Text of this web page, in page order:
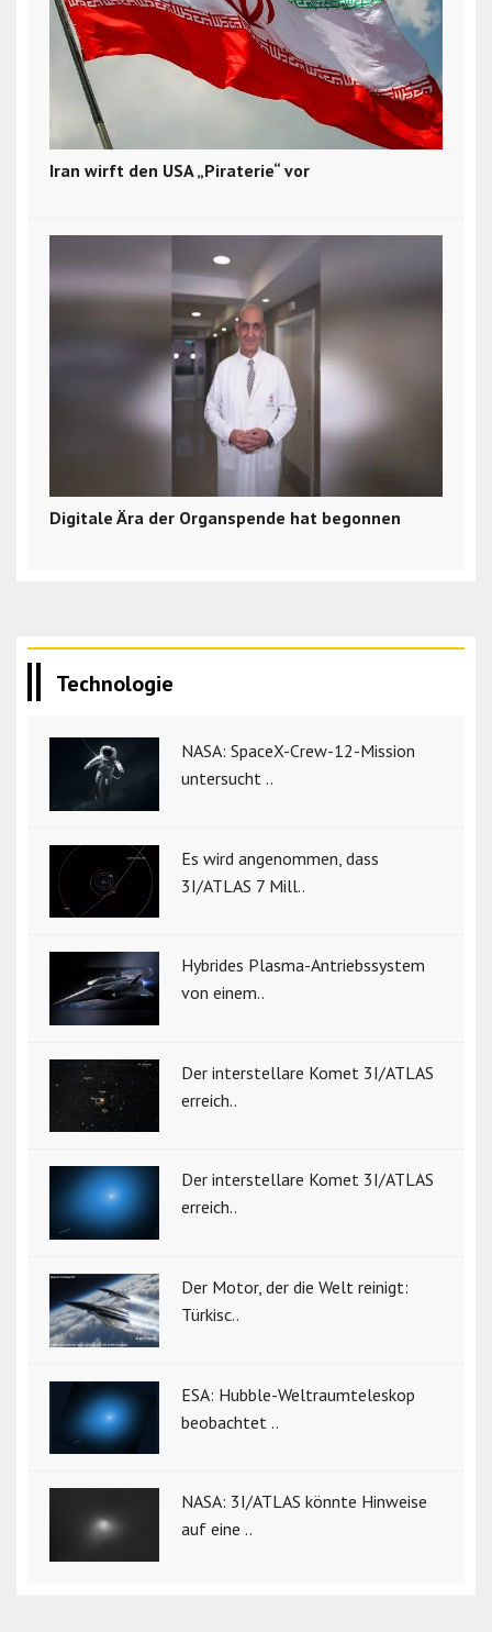
Iran wirft den USA „Piraterie“ vor
Digitale Ära der Organspende hat begonnen
Technologie
NASA: SpaceX-Crew-12-Mission
untersucht ..
Es wird angenommen, dass
3I/ATLAS 7 Mill..
Hybrides Plasma-Antriebssystem
von einem..
Der interstellare Komet 3I/ATLAS
erreich..
Der interstellare Komet 3I/ATLAS
erreich..
Der Motor, der die Welt reinigt:
Türkisc..
ESA: Hubble-Weltraumteleskop
beobachtet ..
NASA: 3I/ATLAS könnte Hinweise
auf eine ..